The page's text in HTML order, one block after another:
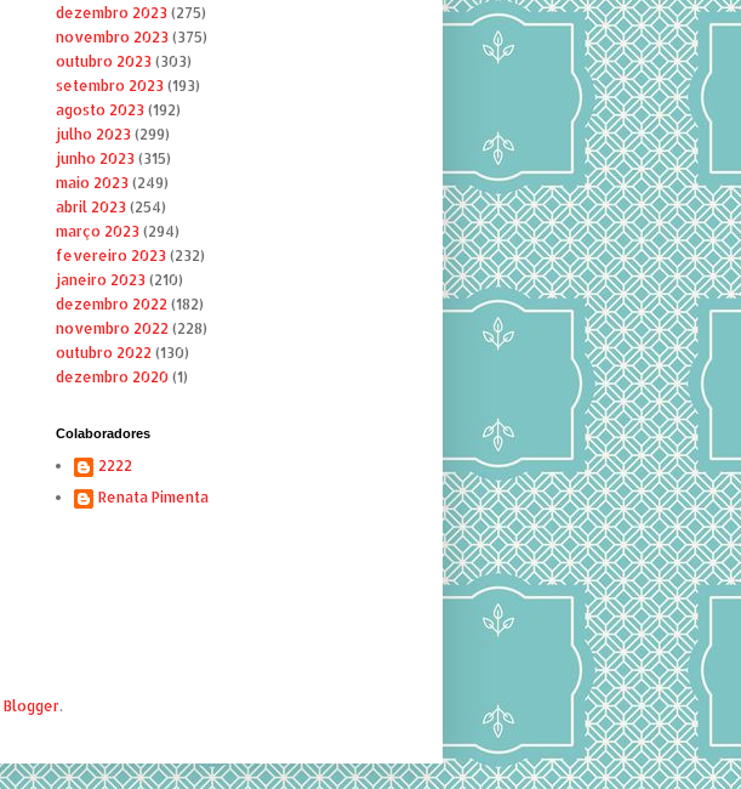
dezembro 2023(275)
novembro 2023(375)
outubro 2023(303)
setembro 2023(193)
agosto 2023(192)
julho 2023(299)
junho 2023(315)
maio 2023(249)
abril 2023(254)
março 2023(294)
fevereiro 2023(232)
janeiro 2023(210)
dezembro 2022(182)
novembro 2022(228)
outubro 2022(130)
dezembro 2020(1)
Colaboradores
2222
Renata Pimenta
Blogger.